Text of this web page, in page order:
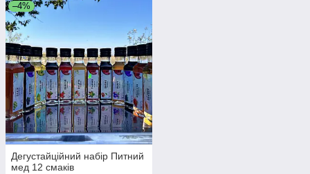
–4%
Дегустайційний набір Питний
мед 12 смаків